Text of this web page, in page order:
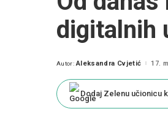
digitalnih
Posted
Autor: Aleksandra Cvjetić 17.
Dodaj Zelenu učionicu